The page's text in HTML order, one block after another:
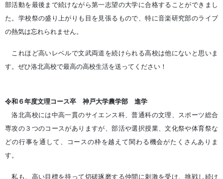
部活動を最後まで続けながら第一志望の大学に合格することができまし
た。学校祭の盛り上がりも目を見張るもので、特に音楽研究部のライブ
の熱気は忘れられません。
これほど高いレベルで文武両道を続けられる高校は他にないと思いま
す。ぜひ洛北高校で最高の高校生活を送ってください！
令和６年度文理コース卒 神戸大学農学部 進学
洛北高校には中高一貫のサイエンス科、普通科の文理、スポーツ総合
専攻の３つのコースがありますが、部活や選択授業、文化祭や体育祭な
どの行事を通して、コースの枠を越えて関わる機会がたくさんありま
す。
私も、高い目標を持って切磋琢磨する仲間に刺激を受け、挑戦し続け